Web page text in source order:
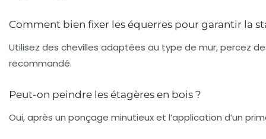
Comment bien fixer les équerres pour garantir la
Utilisez des chevilles adaptées au type de mur, percez
recommandé.
Peut-on peindre les étagères en bois ?
Oui, après un ponçage minutieux et l’application d’un